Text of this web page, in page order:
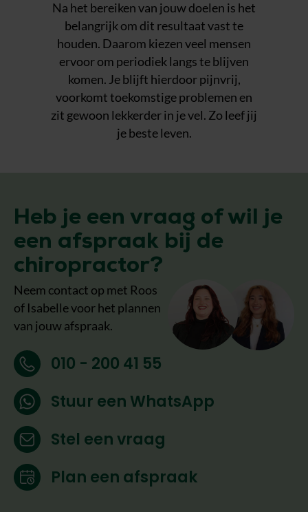
Na het bereiken van jouw doelen is het
belangrijk om dit resultaat vast te
houden. Daarom kiezen veel mensen
ervoor om periodiek langs te blijven
komen. Je blijft hierdoor pijnvrij,
voorkomt toekomstige problemen en
zit gewoon lekkerder in je vel. Zo leef jij
je beste leven.
Heb je een vraag of wil je
een afspraak bij de
chiropractor?
Neem contact op met Roos
of Isabelle voor het plannen
van jouw afspraak.
010 - 200 41 55
Stuur een WhatsApp
Stel een vraag
Plan een afspraak